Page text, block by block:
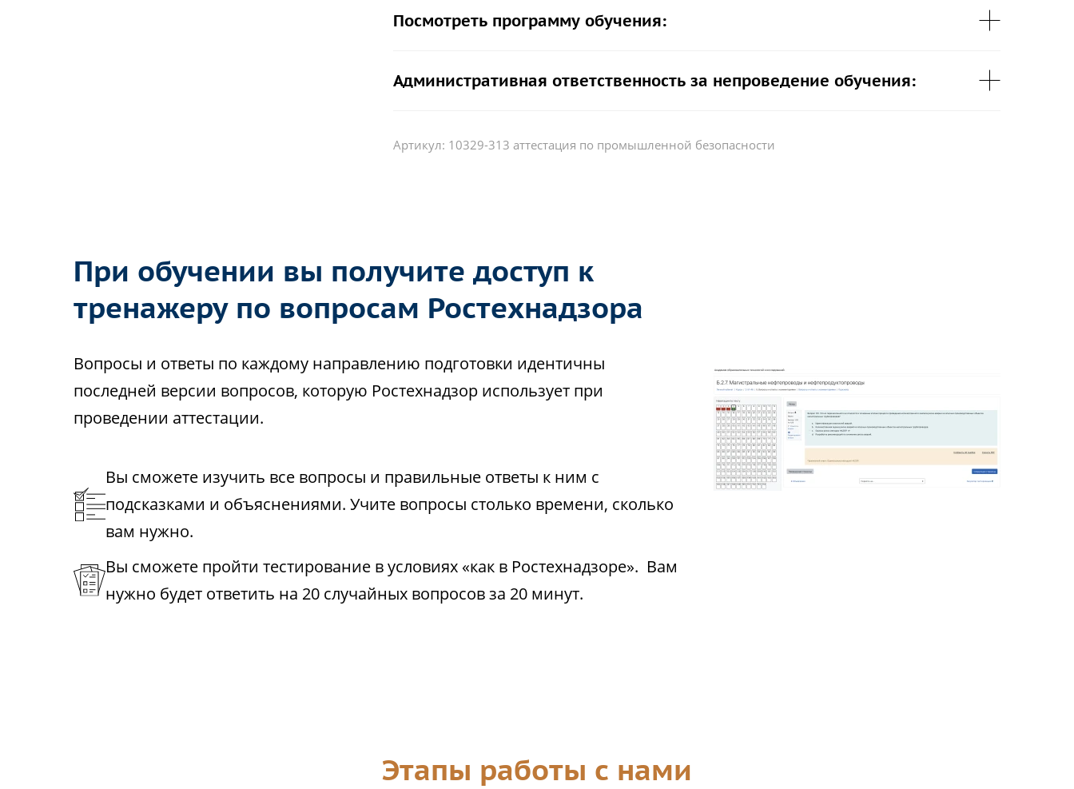
Посмотреть программу обучения:
Административная ответственность за непроведение обучения:
Артикул: 10329-313 аттестация по промышленной безопасности
При обучении вы получите доступ к
тренажеру по вопросам Ростехнадзора
Вопросы и ответы по каждому направлению подготовки идентичны
последней версии вопросов, которую Ростехнадзор использует при
проведении аттестации.
Вы сможете изучить все вопросы и правильные ответы к ним с
подсказками и объяснениями. Учите вопросы столько времени, сколько
вам нужно.
Вы сможете пройти тестирование в условиях «как в Ростехнадзоре». Вам
нужно будет ответить на 20 случайных вопросов за 20 минут.
Этапы работы с нами